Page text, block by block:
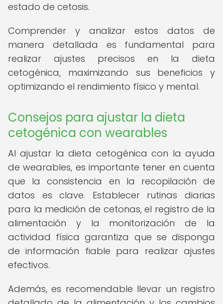
estado de cetosis.
Comprender y analizar estos datos de
manera detallada es fundamental para
realizar ajustes precisos en la dieta
cetogénica, maximizando sus beneficios y
optimizando el rendimiento físico y mental.
Consejos para ajustar la dieta
cetogénica con wearables
Al ajustar la dieta cetogénica con la ayuda
de wearables, es importante tener en cuenta
que la consistencia en la recopilación de
datos es clave. Establecer rutinas diarias
para la medición de cetonas, el registro de la
alimentación y la monitorización de la
actividad física garantiza que se disponga
de información fiable para realizar ajustes
efectivos.
Además, es recomendable llevar un registro